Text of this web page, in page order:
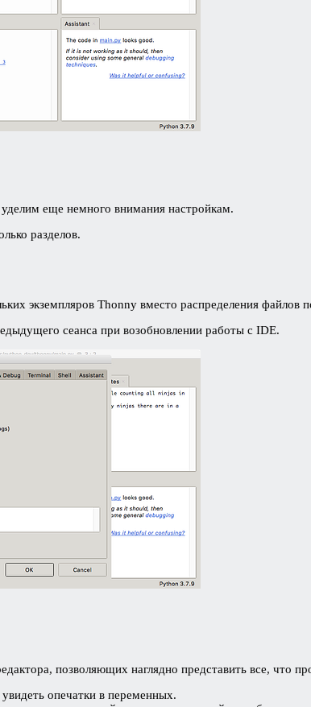
еще немного внимания настройкам.
разделов.
экземпляров Thonny вместо распределения файлов
сеанса при возобновлении работы с IDE.
позволяющих наглядно представить все, что
увидеть опечатки в переменных.